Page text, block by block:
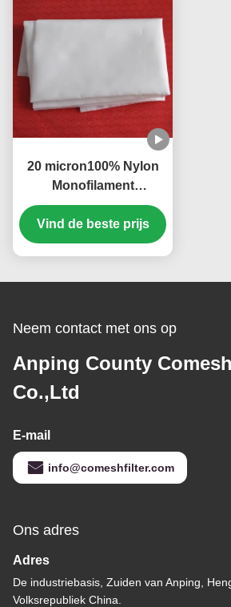
20 micron100% Nylon
Monofilament
Zeefnetwerk die 2,2
Meterbreedte opleveren
Vind de beste prijs
Neem contact met ons op
Anping County
Co.,Ltd
E-mail
info@comeshfilter.com
Ons adres
Adres
De industriebasis, Zuiden van Anping,
Volksrepubliek China.